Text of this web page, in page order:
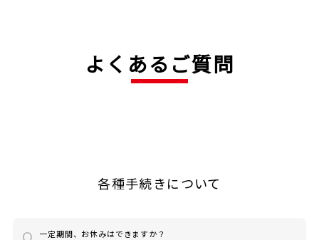
よくあるご質問
各種手続きについて
一定期間、お休みはできますか？